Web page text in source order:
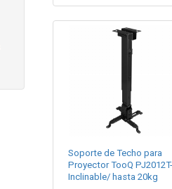
Soporte de Techo para
Proyector TooQ
Inclinable/ hasta 20kg